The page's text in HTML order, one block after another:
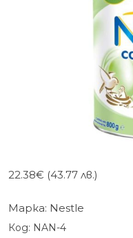
22.38€ (43.77 лв.)
Марка: Nestle
Код: NAN-4